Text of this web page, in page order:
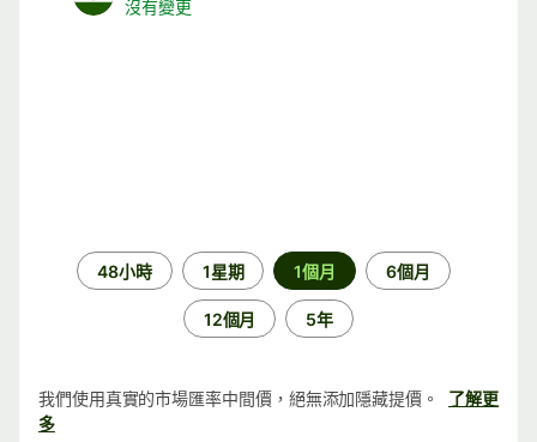
沒有變更
48小時 1星期 1個月 6個月
12個月 5年
我們使用真實的市場匯率中間價，絕無添加隱藏提價。
了解更
多